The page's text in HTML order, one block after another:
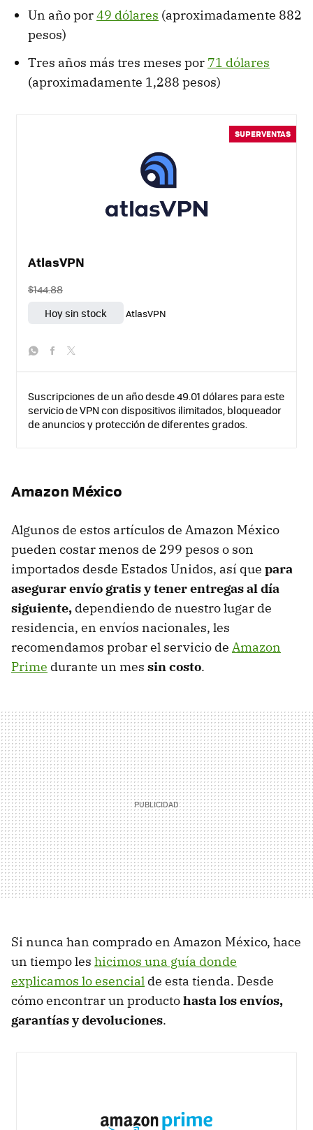
Un año por49 dólares (aproximadamente 882
pesos)
Tres años más tres meses por 71 dólares
(aproximadamente 1,288 pesos)
SUPERVENTAS
AtlasVPN
$144.88
Hoy sin stock
AtlasVPN
whatsapp
facebook
twitter
Suscripciones de un año desde 49.01 dólares para este
servicio de VPN con dispositivos ilimitados, bloqueador
de anuncios y protección de diferentes grados.
Amazon México
Algunos de estos artículos de Amazon México
pueden costar menos de 299 pesos o son
importados desde Estados Unidos, así que para
asegurar envío gratis y tener entregas al día
siguiente, dependiendo de nuestro lugar de
residencia, en envíos nacionales, les
recomendamos probar el servicio de Amazon
Prime durante un mes sin costo.
Si nunca han comprado en Amazon México, hace
un tiempo les hicimos una guía donde
explicamos lo esencial de esta tienda. Desde
cómo encontrar un productohasta los envíos,
garantías y devoluciones.